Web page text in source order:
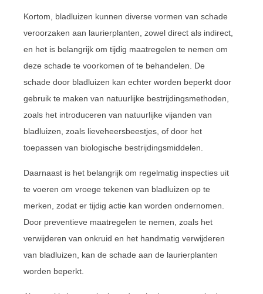
Kortom, bladluizen kunnen diverse vormen van schade
veroorzaken aan laurierplanten, zowel direct als indirect,
en het is belangrijk om tijdig maatregelen te nemen om
deze schade te voorkomen of te behandelen. De
schade door bladluizen kan echter worden beperkt door
gebruik te maken van natuurlijke bestrijdingsmethoden,
zoals het introduceren van natuurlijke vijanden van
bladluizen, zoals lieveheersbeestjes, of door het
toepassen van biologische bestrijdingsmiddelen.
Daarnaast is het belangrijk om regelmatig inspecties uit
te voeren om vroege tekenen van bladluizen op te
merken, zodat er tijdig actie kan worden ondernomen.
Door preventieve maatregelen te nemen, zoals het
verwijderen van onkruid en het handmatig verwijderen
van bladluizen, kan de schade aan de laurierplanten
worden beperkt.